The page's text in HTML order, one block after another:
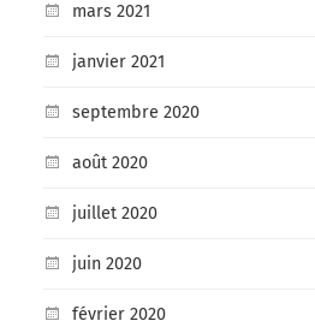
mars 2021
janvier 2021
septembre 2020
août 2020
juillet 2020
juin 2020
février 2020